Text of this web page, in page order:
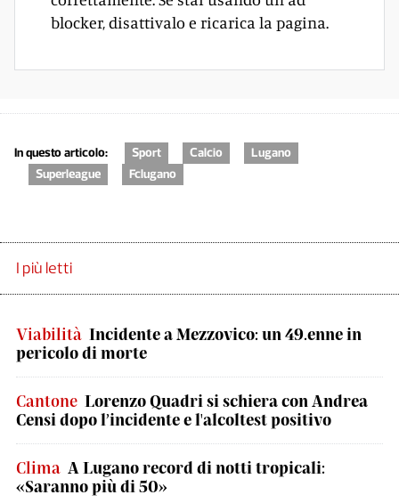
blocker, disattivalo e ricarica la pagina.
In questo articolo: Sport Calcio
Lugano
Superleague
Fclugano
I più letti
Viabilità Incidente a Mezzovico: un 49.enne in
pericolo di morte
Cantone Lorenzo Quadri si schiera con Andrea
Censi dopo l’incidente e l'alcoltest positivo
Clima A Lugano record di notti tropicali:
«Saranno più di 50»